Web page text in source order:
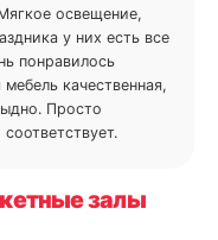
освещение,
у них есть все
понравилось
качественная,
Просто
залы